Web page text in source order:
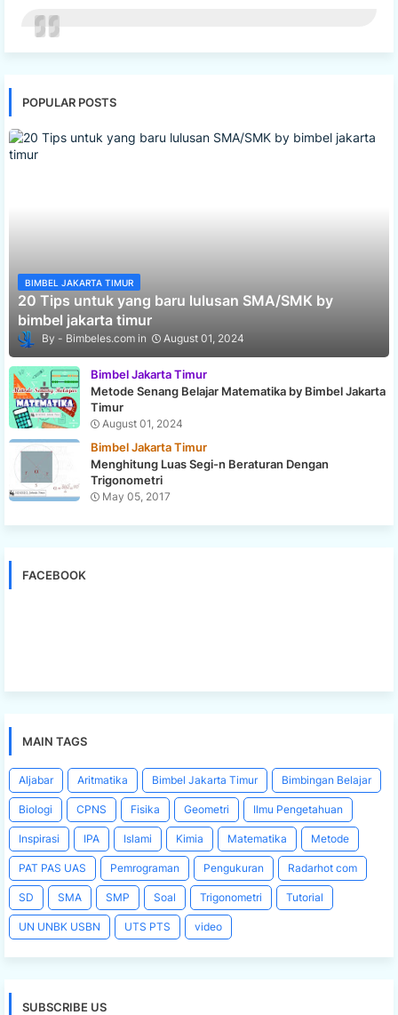
POPULAR POSTS
BIMBEL JAKARTA TIMUR
20 Tips untuk yang baru lulusan SMA/SMK by
bimbel jakarta timur
Bimbeles.com August 01, 2024
Bimbel Jakarta Timur
Metode Senang Belajar Matematika by Bimbel Jakarta
Timur
August 01, 2024
Bimbel Jakarta Timur
Menghitung Luas Segi-n Beraturan Dengan
Trigonometri
May 05, 2017
FACEBOOK
MAIN TAGS
Aljabar Aritmatika Bimbel Jakarta Timur Bimbingan Belajar
Biologi CPNS Fisika Geometri Ilmu Pengetahuan
Inspirasi IPA Islami Kimia Matematika Metode
PAT PAS UAS Pemrograman Pengukuran Radarhot com
SD SMA SMP Soal Trigonometri Tutorial
UN UNBK USBN UTS PTS video
SUBSCRIBE US